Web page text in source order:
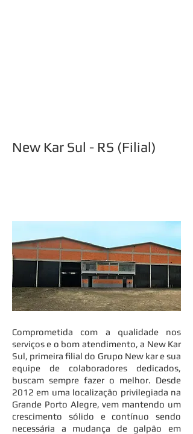
New Kar Sul - RS (Filial)
Comprometida com a qualidade nos
serviços e o bom atendimento, a New Kar
Sul, primeira filial do Grupo New kar e sua
equipe de colaboradores dedicados,
buscam sempre fazer o melhor. Desde
2012 em uma localização privilegiada na
Grande Porto Alegre, vem mantendo um
crescimento sólido e contínuo sendo
necessária a mudança de galpão em